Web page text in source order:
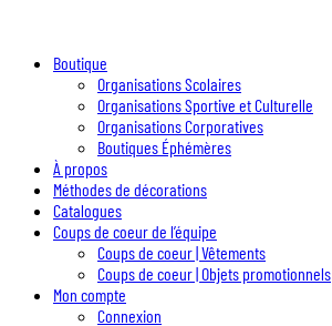
Boutique
Organisations Scolaires
Organisations Sportive et Culturelle
Organisations Corporatives
Boutiques Éphémères
À propos
Méthodes de décorations
Catalogues
Coups de coeur de l’équipe
Coups de coeur | Vêtements
Coups de coeur | Objets promotionnels
Mon compte
Connexion